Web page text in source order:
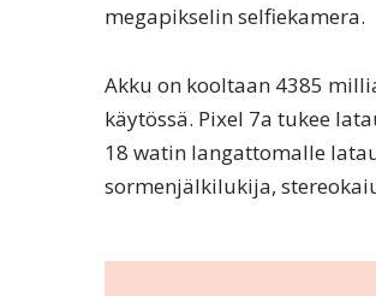
megapikselin selfiekamera.
Akku on kooltaan 4385
käytössä. Pixel 7a tukee
18 watin langattomalle
sormenjälkilukija,